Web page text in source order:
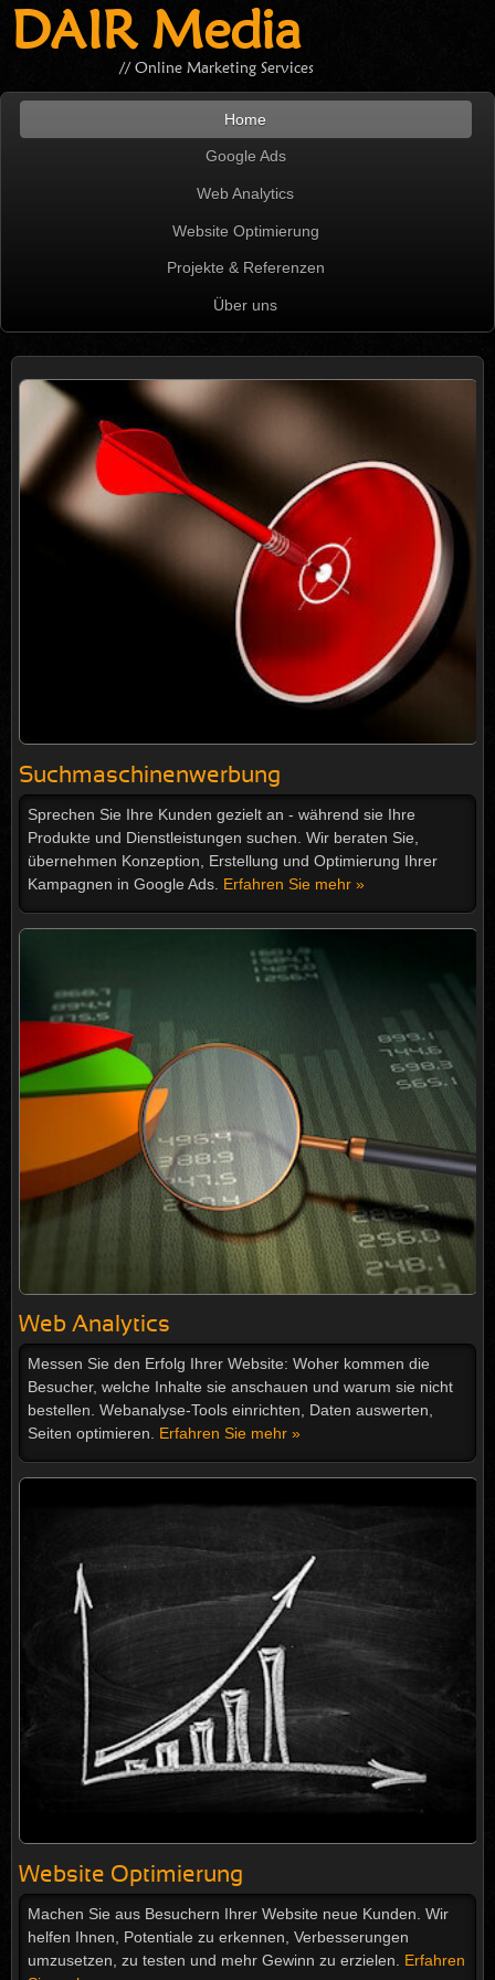
DAIR Media
// Online Marketing Services
Home
Google Ads
Web Analytics
Website Optimierung
Projekte & Referenzen
Über uns
Suchmaschinenwerbung
Sprechen Sie Ihre Kunden gezielt an - während sie Ihre
Produkte und Dienstleistungen suchen. Wir beraten Sie,
übernehmen Konzeption, Erstellung und Optimierung Ihrer
Kampagnen in Google Ads. Erfahren Sie mehr »
Web Analytics
Messen Sie den Erfolg Ihrer Website: Woher kommen die
Besucher, welche Inhalte sie anschauen und warum sie nicht
bestellen. Webanalyse-Tools einrichten, Daten auswerten,
Seiten optimieren. Erfahren Sie mehr »
Website Optimierung
Machen Sie aus Besuchern Ihrer Website neue Kunden. Wir
helfen Ihnen, Potentiale zu erkennen, Verbesserungen
umzusetzen, zu testen und mehr Gewinn zu erzielen. Erfahren